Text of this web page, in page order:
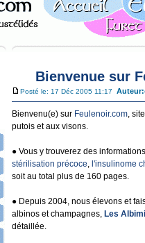
Bienvenue sur
Posté le: 17 Déc 2005 11:17 Auteur:
Bienvenu(e) sur Feulenoir.com,
putois et aux visons.
● Vous y trouverez des
stérilisation précoce, l'insulinome
soit au total plus de 160 pages.
● Depuis 2004, nous élevons et
albinos et champagnes, Les
détaillée.